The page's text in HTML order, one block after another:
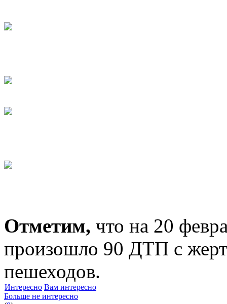
Отметим, что на 20
произошло 90 ДТП с
пешеходов.
Интересно Вам интересно
Больше не интересно